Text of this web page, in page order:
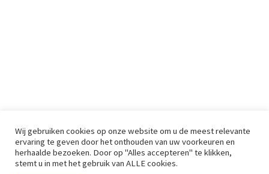
Wij gebruiken cookies op onze website om u de meest relevante
ervaring te geven door het onthouden van uw voorkeuren en
herhaalde bezoeken. Door op "Alles accepteren" te klikken,
stemt u in met het gebruik van ALLE cookies.